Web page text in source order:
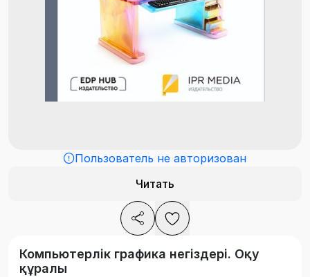
Пользователь не авторизован
Читать
Компьютерлік графика негіздері. Оқу
құралы